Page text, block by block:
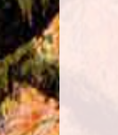
o
o
k
t
e
r